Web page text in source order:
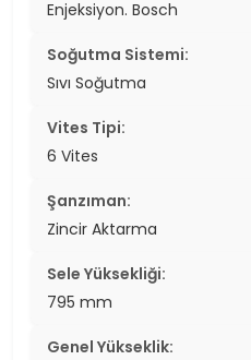
Enjeksiyon. Bosch
Soğutma Sistemi:
Sıvı Soğutma
Vites Tipi:
6 Vites
Şanzıman:
Zincir Aktarma
Sele Yüksekliği:
795 mm
Genel Yükseklik: